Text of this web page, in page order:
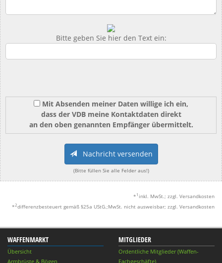
Bitte geben Sie hier den Text ein:
Mit Absenden meiner Daten willige ich ein,
dass der VDB meine Kontaktdaten direkt
an den oben genannten Empfänger übermittelt.
Nachricht versenden
(Bitte füllen Sie alle Felder aus!)
* 1 inkl. MwSt.; zzgl. Versandkosten
*2differenzbesteuert gemäß §25a UStG.;MwSt. nicht ausweisbar; zzgl. Versandkosten
WAFFENMARKT
Übersicht
Armbrüste & Bögen
MITGLIEDER
Ordentliche Mitglieder (Waffen-
Fachgeschäfte)